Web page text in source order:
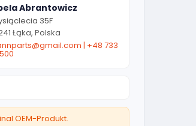
Abrantowicz
35F
Łąka, Polska
| +48 733
OEM-Produkt.